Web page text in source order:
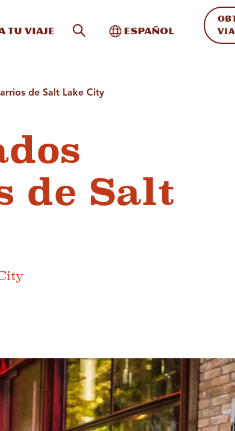
tu viaje Búsqueda en el sitio
Alternar
Español
de Salt Lake City
de Salt